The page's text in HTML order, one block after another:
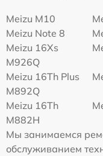
Meizu M10
Meizu Note 8
Meizu 16Xs
M926Q
Meizu 16Th Plus
M892Q
Meizu 16Th
M882H
Мы занимаемся
обслуживанием